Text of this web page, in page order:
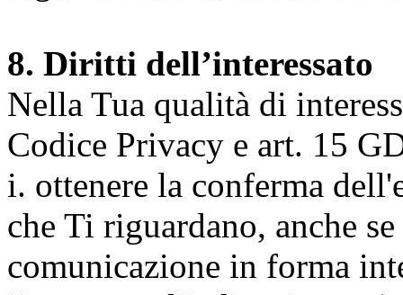
8. Diritti dell’interessato
Nella Tua qualità di
Codice Privacy e art. 15
i. ottenere la conferma
che Ti riguardano, anche
comunicazione in forma